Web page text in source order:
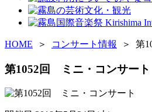
HOME ＞ コンサート情報 ＞ 第
第1052回 ミニ・コンサート